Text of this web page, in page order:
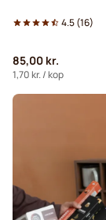
4.5(16)
85,00 kr.
1,70 kr./ kop